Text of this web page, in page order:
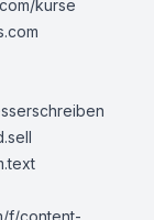
kurse
f/content-